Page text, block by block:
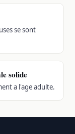
se sont
solide
a l'age adulte.